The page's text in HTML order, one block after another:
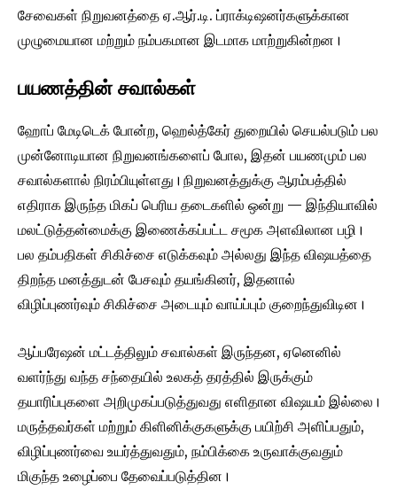
சேவைகள் நிறுவனத்தை ஏ.ஆர்.டி. ப்ராக்டிஷனர்களுக்கான
முழுமையான மற்றும் நம்பகமான இடமாக மாற்றுகின்றன।
பயணத்தின் சவால்கள்
ஹோப் மேடிடெக் போன்ற, ஹெல்த்கேர் துறையில் செயல்படும் பல
முன்னோடியான நிறுவனங்களைப் போல, இதன் பயணமும் பல
சவால்களால் நிரம்பியுள்ளது। நிறுவனத்துக்கு ஆரம்பத்தில்
எதிராக இருந்த மிகப் பெரிய தடைகளில் ஒன்று — இந்தியாவில்
மலட்டுத்தன்மைக்கு இணைக்கப்பட்ட சமூக அளவிலான பழி।
பல தம்பதிகள் சிகிச்சை எடுக்கவும் அல்லது இந்த விஷயத்தை
திறந்த மனத்துடன் பேசவும் தயங்கினர், இதனால்
விழிப்புணர்வும் சிகிச்சை அடையும் வாய்ப்பும் குறைந்துவிடின।
ஆப்பரேஷன் மட்டத்திலும் சவால்கள் இருந்தன, ஏனெனில்
வளர்ந்து வந்த சந்தையில் உலகத் தரத்தில் இருக்கும்
தயாரிப்புகளை அறிமுகப்படுத்துவது எளிதான விஷயம் இல்லை।
மருத்தவர்கள் மற்றும் கிளினிக்குகளுக்கு பயிற்சி அளிப்பதும்,
விழிப்புணர்வை உயர்த்துவதும், நம்பிக்கை உருவாக்குவதும்
மிகுந்த உழைப்பை தேவைப்படுத்தின।